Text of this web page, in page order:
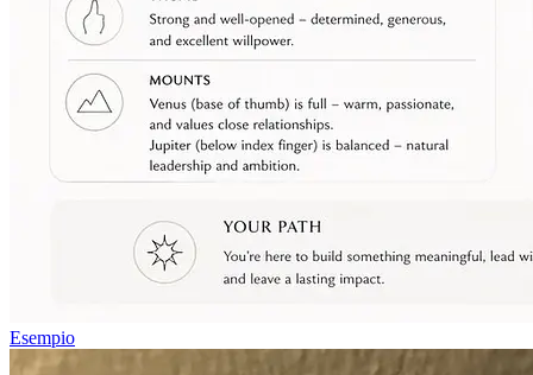
Esempio